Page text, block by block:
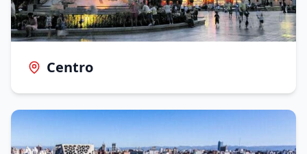
Centro